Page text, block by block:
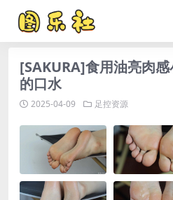
[SAKURA]食用油亮肉
的口水
2025-04-09 足控资源